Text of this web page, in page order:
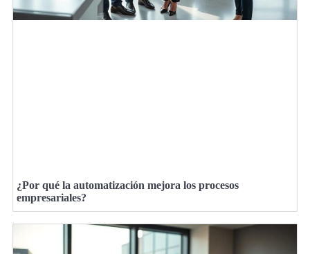
¿Por qué la automatización mejora los procesos
empresariales?